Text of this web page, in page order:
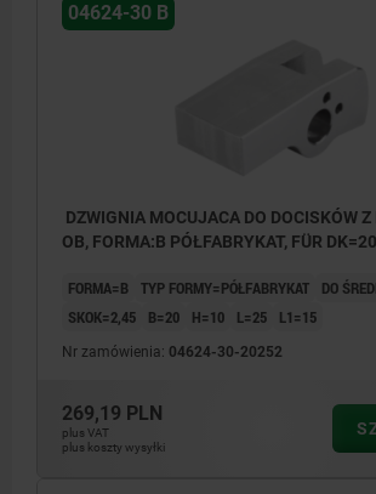
04624-30 B
DZWIGNIA MOCUJACA DO DOCISKÓW Z DŹWIGNIĄ
OB, FORMA:B PÓŁFABRYKAT, FÜR
FORMA=B TYP FORMY=PÓŁFABRYKAT
DO
SKOK=2,45
B=20 H=10 L=25 L1=15
Nr zamówienia: 04624-30-20252
269,19 PLN
plus VAT
plus koszty wysyłki